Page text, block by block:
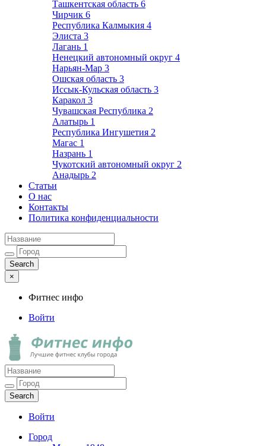
Ташкентская область 6
Чирчик 6
Республика Калмыкия 4
Элиста 3
Лагань 1
Ненецкий автономный округ 4
Нарьян-Мар 3
Ошская область 3
Иссык-Кульская область 3
Каракол 3
Чувашская Республика 2
Алатырь 1
Республика Ингушетия 2
Магас 1
Назрань 1
Чукотский автономный округ 2
Анадырь 2
Статьи
О нас
Контакты
Политика конфиденциальности
×
Фитнес инфо
Войти
Фитнес инфо
Лучшие фитнес клубы города
Войти
Город